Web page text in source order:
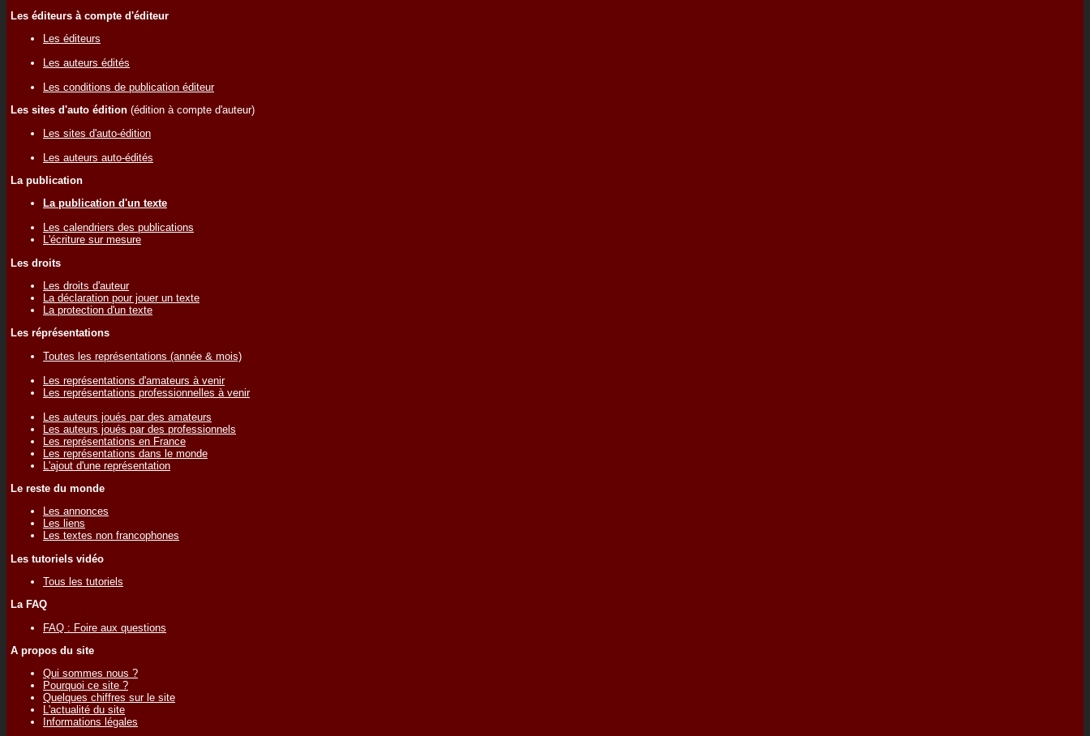
Les éditeurs à compte d'éditeur
Les éditeurs
Les auteurs édités
Les conditions de publication éditeur
Les sites d'auto édition (édition à compte d'auteur)
Les sites d'auto-édition
Les auteurs auto-édités
La publication
La publication d'un texte
Les calendriers des publications
L'écriture sur mesure
Les droits
Les droits d'auteur
La déclaration pour jouer un texte
La protection d'un texte
Les réprésentations
Toutes les représentations (année & mois)
Les représentations d'amateurs à venir
Les représentations professionnelles à venir
Les auteurs joués par des amateurs
Les auteurs joués par des professionnels
Les représentations en France
Les représentations dans le monde
L'ajout d'une représentation
Le reste du monde
Les annonces
Les liens
Les textes non francophones
Les tutoriels vidéo
Tous les tutoriels
La FAQ
FAQ : Foire aux questions
A propos du site
Qui sommes nous ?
Pourquoi ce site ?
Quelques chiffres sur le site
L'actualité du site
Informations légales